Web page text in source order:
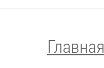
Главная